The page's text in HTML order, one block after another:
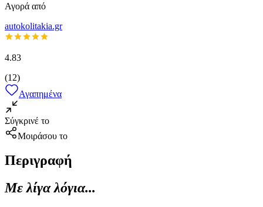
Αγορά από
autokolitakia.gr
4.83
(12)
Αγαπημένα
Σύγκρινέ το
Μοιράσου το
Περιγραφή
Με λίγα λόγια...